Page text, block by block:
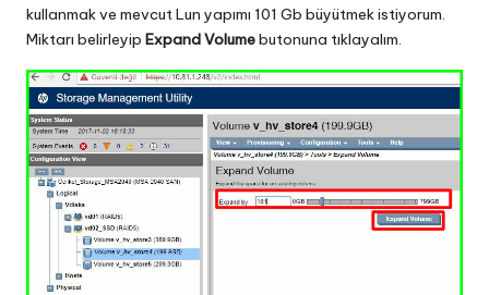
kullanmak ve mevcut Lun yapımı 101 Gb büyütmek istiyorum.
Miktarı belirleyip Expand Volumebutonuna tıklayalım.